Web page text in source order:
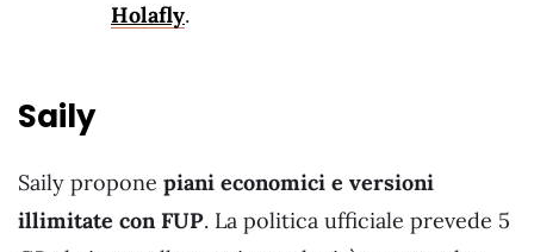
Holafly.
Saily
Saily propone piani economici e versioni
illimitate con FUP. La politica ufficiale prevede 5